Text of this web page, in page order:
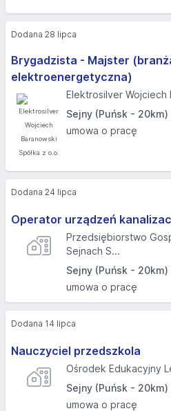
Brygadzista - Majster
elektroenergetyczna)
Elektrosilver Wojciech
Sejny (Puńsk - 20km)
umowa o pracę
Dodana 28 lipca
Operator urządzeń
Przedsiębiorstwo
Sejnach S...
Sejny (Puńsk - 20km)
umowa o pracę
Dodana 24 lipca
Nauczyciel przedszkola
Ośrodek Edukacyjny
Sejny (Puńsk - 20km)
umowa o pracę
Dodana 14 lipca